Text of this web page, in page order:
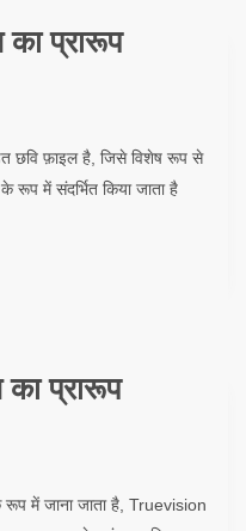
प्रारूप
छवि फ़ाइल है, जिसे विशेष रूप से
रूप में संदर्भित किया जाता है
प्रारूप
में जाना जाता है, Truevision